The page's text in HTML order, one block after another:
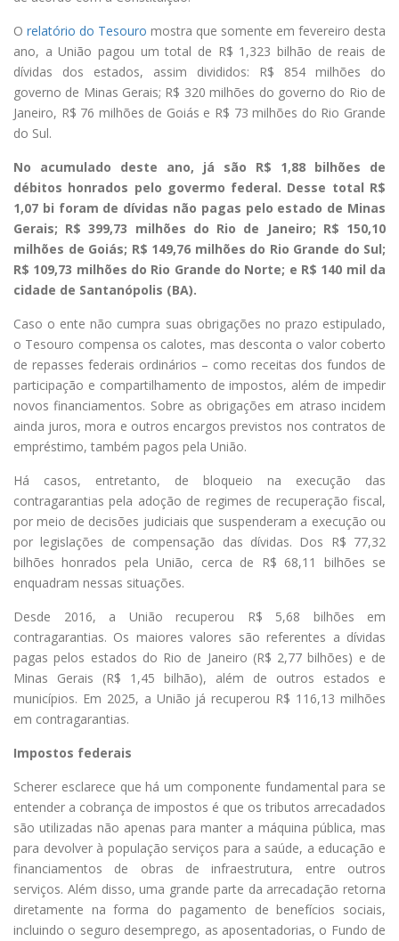
O relatório do Tesouro mostra que somente em fevereiro desta
ano, a União pagou um total de R$ 1,323 bilhão de reais de
dívidas dos estados, assim divididos: R$ 854 milhões do
governo de Minas Gerais; R$ 320 milhões do governo do Rio de
Janeiro, R$ 76 milhões de Goiás e R$ 73 milhões do Rio Grande
do Sul.
No acumulado deste ano, já são R$ 1,88 bilhões de
débitos honrados pelo govermo federal. Desse total R$
1,07 bi foram de dívidas não pagas pelo estado de Minas
Gerais; R$ 399,73 milhões do Rio de Janeiro; R$ 150,10
milhões de Goiás; R$ 149,76 milhões do Rio Grande do Sul;
R$ 109,73 milhões do Rio Grande do Norte; e R$ 140 mil da
cidade de Santanópolis (BA).
Caso o ente não cumpra suas obrigações no prazo estipulado,
o Tesouro compensa os calotes, mas desconta o valor coberto
de repasses federais ordinários – como receitas dos fundos de
participação e compartilhamento de impostos, além de impedir
novos financiamentos. Sobre as obrigações em atraso incidem
ainda juros, mora e outros encargos previstos nos contratos de
empréstimo, também pagos pela União.
Há casos, entretanto, de bloqueio na execução das
contragarantias pela adoção de regimes de recuperação fiscal,
por meio de decisões judiciais que suspenderam a execução ou
por legislações de compensação das dívidas. Dos R$ 77,32
bilhões honrados pela União, cerca de R$ 68,11 bilhões se
enquadram nessas situações.
Desde 2016, a União recuperou R$ 5,68 bilhões em
contragarantias. Os maiores valores são referentes a dívidas
pagas pelos estados do Rio de Janeiro (R$ 2,77 bilhões) e de
Minas Gerais (R$ 1,45 bilhão), além de outros estados e
municípios. Em 2025, a União já recuperou R$ 116,13 milhões
em contragarantias.
Impostos federais
Scherer esclarece que há um componente fundamental para se
entender a cobrança de impostos é que os tributos arrecadados
são utilizadas não apenas para manter a máquina pública, mas
para devolver à população serviços para a saúde, a educação e
financiamentos de obras de infraestrutura, entre outros
serviços. Além disso, uma grande parte da arrecadação retorna
diretamente na forma do pagamento de benefícios sociais,
incluindo o seguro desemprego, as aposentadorias, o Fundo de